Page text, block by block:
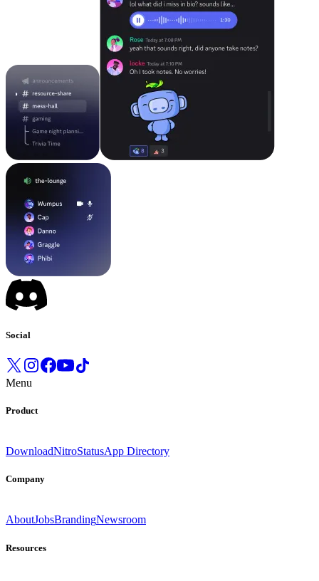
Social
Menu
Product
DownloadNitroStatusApp Directory
Company
AboutJobsBrandingNewsroom
Resources